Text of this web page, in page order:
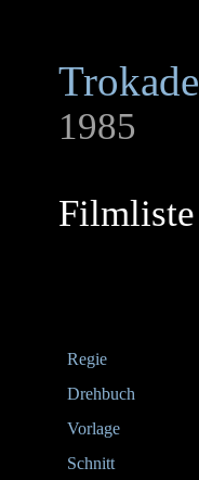
1985
Regie
Drehbuch
Vorlage
Schnitt